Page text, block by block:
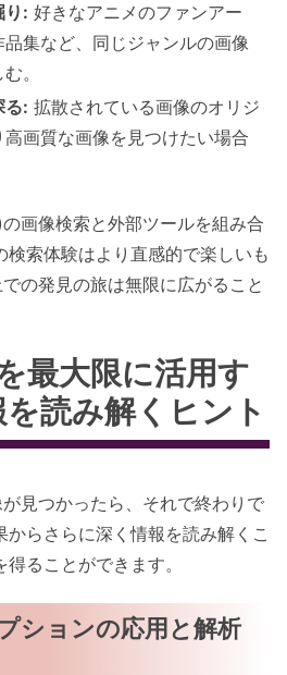
り: 好きなアニメのファンアー
品集など、同じジャンルの画像
。
る: 拡散されている画像のオリジ
画質な画像を見つけたい場合
画像検索と外部ツールを組み合
検索体験はより直感的で楽しいも
の発見の旅は無限に広がること
最大限に活用す
読み解くヒント
見つかったら、それで終わりで
らさらに深く情報を読み解くこ
ることができます。
ションの応用と解析